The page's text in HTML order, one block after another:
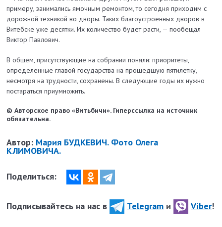
примеру, занимались ямочным ремонтом, то сегодня приходим с
дорожной техникой во дворы. Таких благоустроенных дворов в
Витебске уже десятки. Их количество будет расти, — пообещал
Виктор Павлович.
В общем, присутствующие на собрании поняли: приоритеты,
определенные главой государства на прошедшую пятилетку,
несмотря на трудности, сохранены. В следующие годы их нужно
постараться приумножить.
© Авторское право «Витьбичи». Гиперссылка на источник
обязательна.
Автор: Мария БУДКЕВИЧ. Фото Олега
КЛИМОВИЧА.
Поделиться:
Подписывайтесь на нас в Telegram и Viber!